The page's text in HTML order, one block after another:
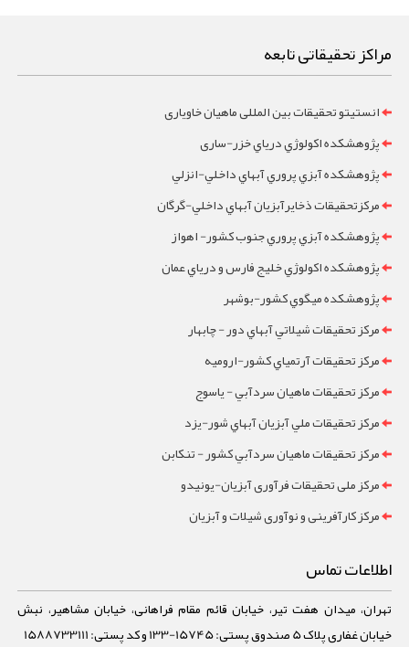
مراکز تحقیقاتی تابعه
انستیتو تحقیقات بین المللی ماهیان خاویاری
پژوهشکده اکولوژي درياي خزر-ساری
پژوهشکده آبزي پروري آبهاي داخلي-انزلي
مرکزتحقيقات ذخايرآبزيان آبهاي داخلي-گرگان
پژوهشکده آبزي پروري جنوب کشور- اهواز
پژوهشکده اکولوژي خليج فارس و درياي عمان
پژوهشکده ميگوي کشور-بوشهر
مرکز تحقيقات شيلاتي آبهاي دور - چابهار
مرکز تحقيقات آرتمياي کشور-ارومیه
مرکز تحقيقات ماهيان سردآبي - ياسوج
مرکز تحقيقات ملي آبزيان آبهاي شور-یزد
مرکز تحقيقات ماهيان سردآبي کشور - تنکابن
مرکز ملی تحقیقات فرآوری آبزیان-یونیدو
مرکز کارآفرینی و نوآوری شیلات و آبزیان
اطلاعات تماس
تهران، میدان هفت تیر، خیابان قائم مقام فراهانی، خیابان مشاهیر، نبش
خیابان غفاری پلاک 5 صندوق پستی: 15745-133 و کد پستی: 1588733111